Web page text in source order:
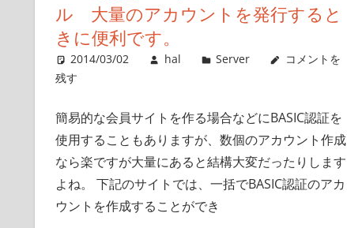
ル 大量のアカウントを発行すると
きに便利です。
2014/03/02 hal Server
コメントを
残す
簡易的な会員サイトを作る場合などにBASIC認証を
使用することもありますが、数個のアカウント作成
なら楽ですが大量にあると結構大変だったりします
よね。 下記のサイトでは、一括でBASIC認証のアカ
ウントを作成することができ